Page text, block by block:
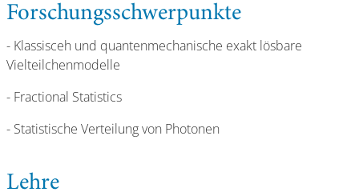
Forschungsschwerpunkte
- Klassisceh und quantenmechanische exakt lösbare
Vielteilchenmodelle
- Fractional Statistics
- Statistische Verteilung von Photonen
Lehre